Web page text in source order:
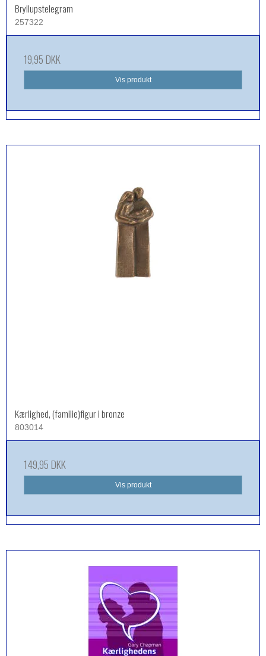
Bryllupstelegram
257322
19,95 DKK
Vis produkt
Kærlighed, (familie)figur i bronze
803014
149,95 DKK
Vis produkt